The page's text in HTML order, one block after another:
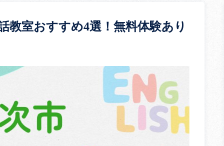
教室おすすめ4選！無料体験あり